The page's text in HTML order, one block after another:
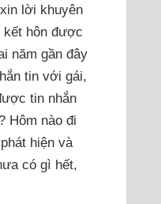
lời khuyên
kết hôn được
năm gần đây
tin với gái,
tin nhắn
Hôm nào đi
hiện và
có gì hết,